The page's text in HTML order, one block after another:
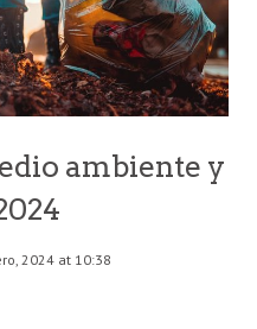
ambiente y
2024 at 10:38